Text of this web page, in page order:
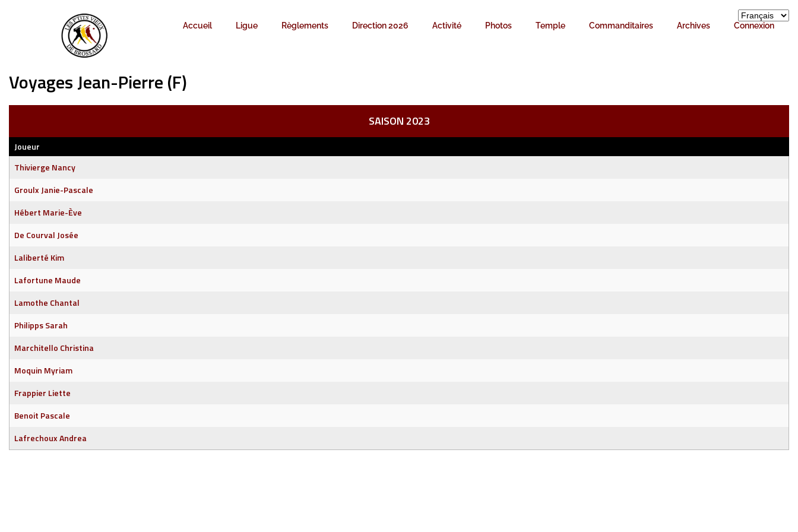
Accueil Ligue Règlements Direction 2026 Activité Photos Temple Commanditaires Archives Connexion
Voyages Jean-Pierre (F)
SAISON 2023
Joueur
Thivierge Nancy
Groulx Janie-Pascale
Hébert Marie-Ève
De Courval Josée
Laliberté Kim
Lafortune Maude
Lamothe Chantal
Philipps Sarah
Marchitello Christina
Moquin Myriam
Frappier Liette
Benoit Pascale
Lafrechoux Andrea